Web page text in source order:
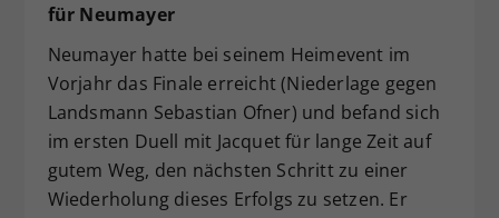
für Neumayer
Neumayer hatte bei seinem Heimevent im
Vorjahr das Finale erreicht (Niederlage gegen
Landsmann Sebastian Ofner) und befand sich
im ersten Duell mit Jacquet für lange Zeit auf
gutem Weg, den nächsten Schritt zu einer
Wiederholung dieses Erfolgs zu setzen. Er